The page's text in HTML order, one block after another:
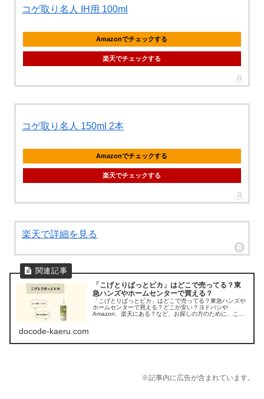
コゲ取り名人 IH用 100ml
Amazonでチェックする
楽天でチェックする
コゲ取り名人 150ml 2本
Amazonでチェックする
楽天でチェックする
楽天で詳細を見る
「こげとりぱっとビカ」はどこで売ってる？東
急ハンズやホームセンターで買える？
「こげとりぱっとビカ」はどこで売ってる？東急ハンズや
ホームセンターで買える？どこが安い？ヨドバシや
Amazon、楽天にある？など、お探しの方のために、こげ
docode-kaeru.com
※記事内に広告が含まれています。